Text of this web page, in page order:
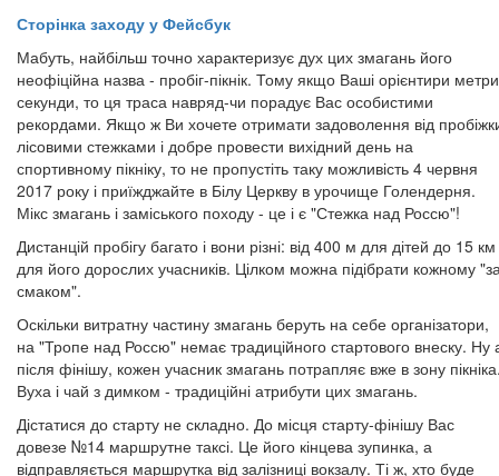
Сторінка заходу у Фейсбук
Мабуть, найбільш точно характеризує дух цих змагань його
неофіційна назва - пробіг-пікнік. Тому якщо Ваші орієнтири метри
секунди, то ця траса навряд-чи порадує Вас особистими
рекордами. Якщо ж Ви хочете отримати задоволення від
лісовими стежками і добре провести вихідний день на
спортивному пікніку, то не пропустіть таку можливість 4 червня
2017 року і приїжджайте в Білу Церкву в урочище Голендерня.
Мікс змагань і заміського походу - це і є "Стежка над Россю"!
Дистанцій пробігу багато і вони різні: від 400 м для дітей до 15 км
для його дорослих учасників. Цілком можна підібрати кожному
смаком".
Оскільки витратну частину змагань беруть на себе організатори,
на "Тропе над Россю" немає традиційного стартового внеску. Ну
після фінішу, кожен учасник змагань потрапляє вже в зону
Вуха і чай з димком - традиційні атрибути цих змагань.
Дістатися до старту не складно. До місця старту-фінішу Вас
довезе №14 маршрутне таксі. Це його кінцева зупинка, а
відправляється маршрутка від залізниці вокзалу. Ті ж, хто буде